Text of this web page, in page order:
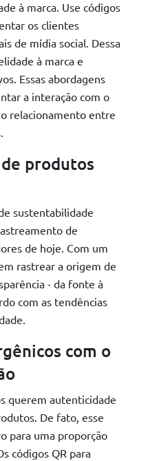
com o
querem autenticidade
De fato, esse
para uma proporção
códigos QR para
produtos
sustentabilidade
de
de hoje. Com um
rastrear a origem de
- da fonte à
com as tendências
à marca. Use códigos
os clientes
de mídia social. Dessa
à marca e
Essas abordagens
a interação com o
relacionamento entre